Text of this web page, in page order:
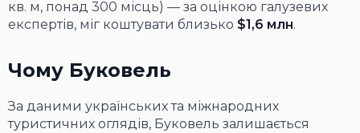
кв. м, понад 300 місць) — за оцінкою галузевих
експертів, міг коштувати близько $1,6 млн.
Чому Буковель
За даними українських та міжнародних
туристичних оглядів, Буковель залишається